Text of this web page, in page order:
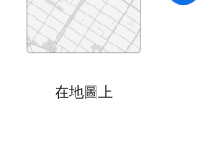
在地圖上